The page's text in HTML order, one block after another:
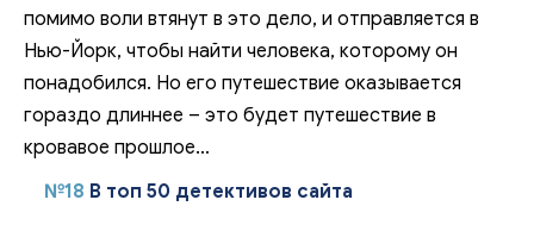
помимо воли втянут в это дело, и отправляется в
Нью-Йорк, чтобы найти человека, которому он
понадобился. Но его путешествие оказывается
гораздо длиннее – это будет путешествие в
кровавое прошлое…
№18 В топ 50 детективов сайта